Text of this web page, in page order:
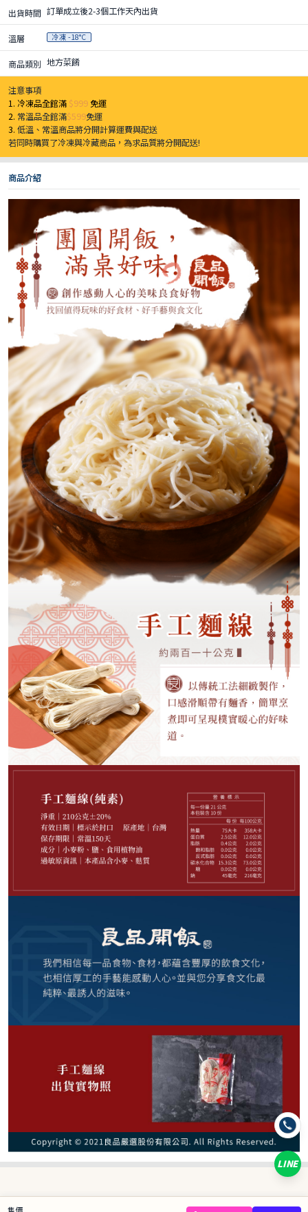
出貨時間 訂單成立後2-3個工作天內出貨
溫層 冷凍 -18°C
商品類別 地方菜餚
注意事項
1. 冷凍品全館滿 $999免運
2. 常溫品全館滿$599免運
3.低溫、常溫商品將分開計算運費與配送
若同時購買了冷凍與冷藏商品，為求品質將分開配送!
商品介紹
規格
1入
− +
LINE